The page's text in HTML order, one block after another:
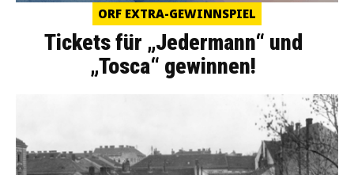
ORF EXTRA-GEWINNSPIEL
Tickets für „Jedermann“ und
„Tosca“ gewinnen!